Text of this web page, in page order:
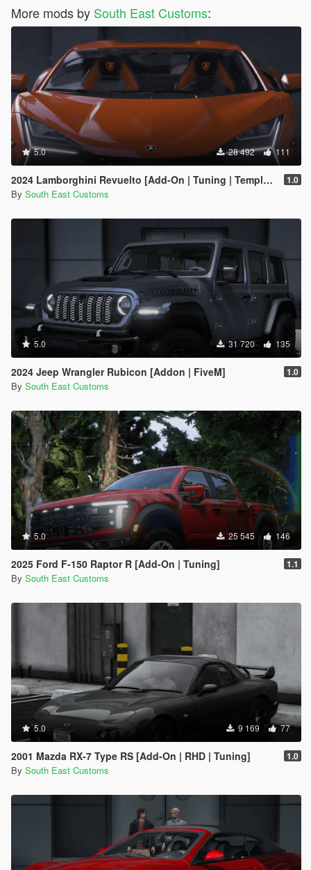
More mods by South East Customs:
5.0 28 492 111
2024 Lamborghini Revuelto [Add-On | Tuning | Template | Enhanced] 1.0
By South East Customs
5.0 31 720 135
2024 Jeep Wrangler Rubicon [Addon | FiveM] 1.0
By South East Customs
5.0 25 545 146
2025 Ford F-150 Raptor R [Add-On | Tuning] 1.1
By South East Customs
5.0 9 169 77
2001 Mazda RX-7 Type RS [Add-On | RHD | Tuning] 1.0
By South East Customs